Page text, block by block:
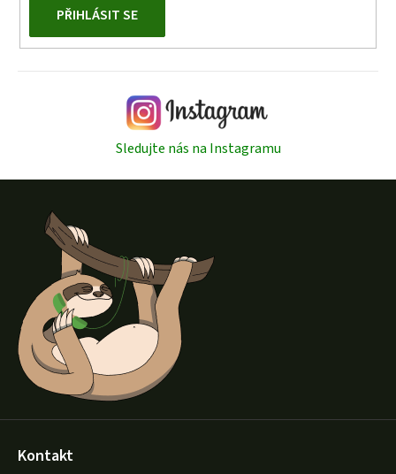
PŘIHLÁSIT SE
Sledujte nás na Instagramu
Kontakt